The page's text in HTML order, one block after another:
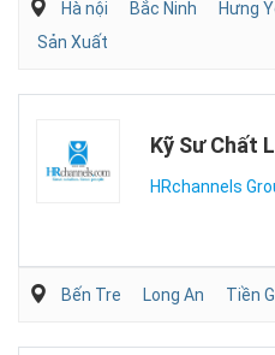
Hà nội Bắc Ninh Hưng
Sản Xuất
Kỹ Sư Chất
HRchannels
Bến Tre Long An Tiền